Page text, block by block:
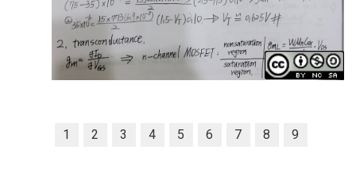
1 2 3 4 5 6 7 8 9